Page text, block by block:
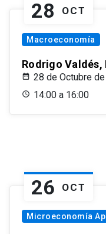
28 OCT
Macroeconomía
Rodrigo Valdés,
28 de Octubre
14:00 a 16:00
26 OCT
Microeconomía